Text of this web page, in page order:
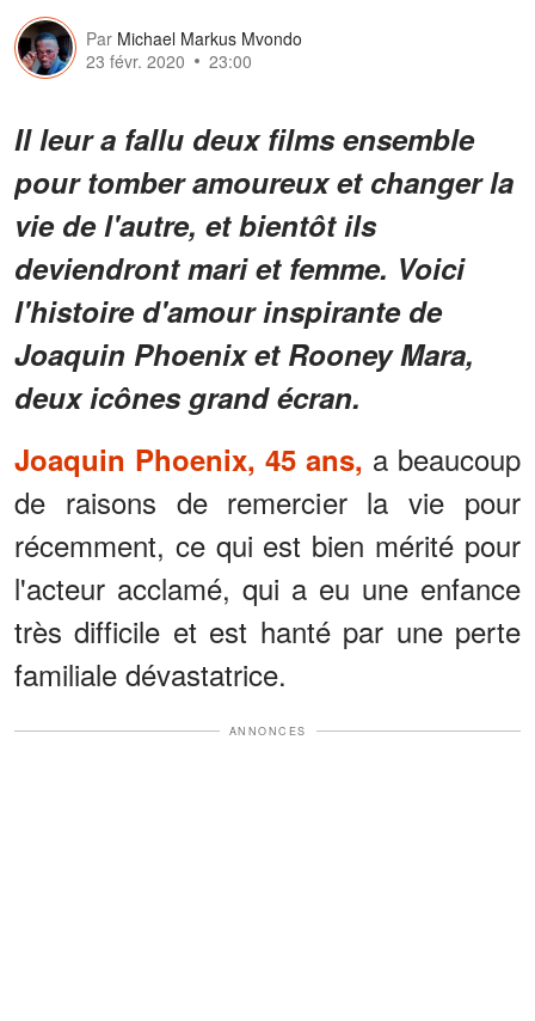
Par Michael Markus Mvondo
23 févr. 2020
23:00
Il leur a fallu deux films ensemble
pour tomber amoureux et changer la
vie de l'autre, et bientôt ils
deviendront mari et femme. Voici
l'histoire d'amour inspirante de
Joaquin Phoenix et Rooney Mara,
deux icônes grand écran.
Joaquin Phoenix, 45 ans, a beaucoup
de raisons de remercier la vie pour
récemment, ce qui est bien mérité pour
l'acteur acclamé, qui a eu une enfance
très difficile et est hanté par une perte
familiale dévastatrice.
ANNONCES